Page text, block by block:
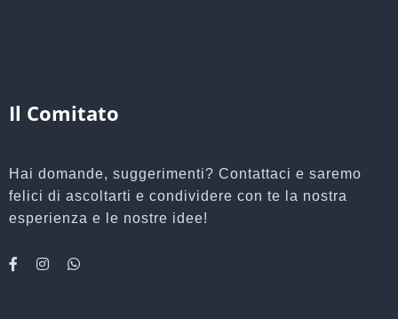
Il Comitato
Hai domande, suggerimenti? Contattaci e saremo
felici di ascoltarti e condividere con te la nostra
esperienza e le nostre idee!